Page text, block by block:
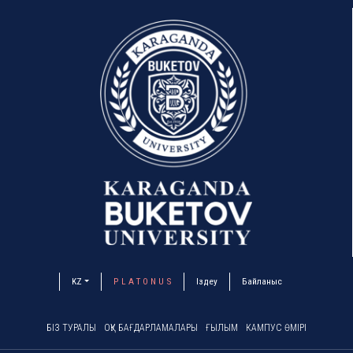
KZ P L A T O N U S Іздеу Байланыс
БІЗ ТУРАЛЫ ОҚУ БАҒДАРЛАМАЛАРЫ ҒЫЛЫМ КАМПУС ӨМІРІ